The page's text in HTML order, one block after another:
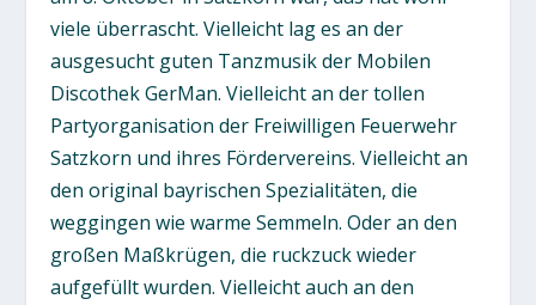
viele überrascht. Vielleicht lag es an der
ausgesucht guten Tanzmusik der Mobilen
Discothek GerMan. Vielleicht an der tollen
Partyorganisation der Freiwilligen Feuerwehr
Satzkorn und ihres Fördervereins. Vielleicht an
den original bayrischen Spezialitäten, die
weggingen wie warme Semmeln. Oder an den
großen Maßkrügen, die ruckzuck wieder
aufgefüllt wurden. Vielleicht auch an den